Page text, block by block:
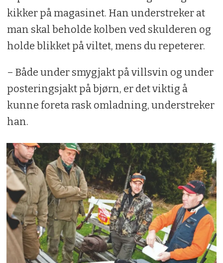
kikker på magasinet. Han understreker at
man skal beholde kolben ved skulderen og
holde blikket på viltet, mens du repeterer.
– Både under smygjakt på villsvin og under
posteringsjakt på bjørn, er det viktig å
kunne foreta rask omladning, understreker
han.